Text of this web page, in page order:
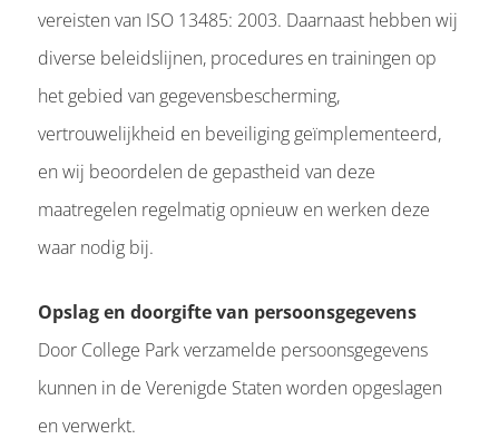
vereisten van ISO 13485: 2003. Daarnaast hebben wij
diverse beleidslijnen, procedures en trainingen op
het gebied van gegevensbescherming,
vertrouwelijkheid en beveiliging geïmplementeerd,
en wij beoordelen de gepastheid van deze
maatregelen regelmatig opnieuw en werken deze
waar nodig bij.
Opslag en doorgifte van persoonsgegevens
Door College Park verzamelde persoonsgegevens
kunnen in de Verenigde Staten worden opgeslagen
en verwerkt.